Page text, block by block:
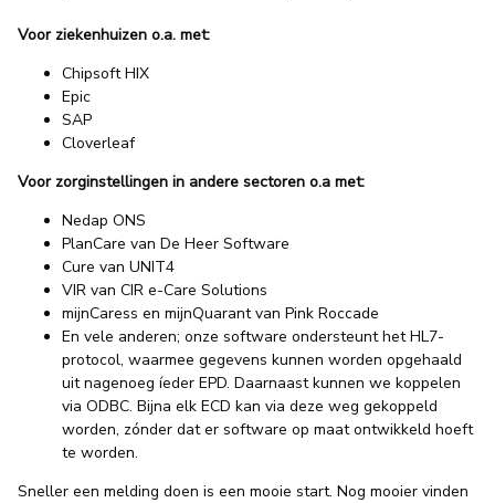
Voor ziekenhuizen o.a. met:
Chipsoft HIX
Epic
SAP
Cloverleaf
Voor zorginstellingen in andere sectoren o.a met:
Nedap ONS
PlanCare van De Heer Software
Cure van UNIT4
VIR van CIR e-Care Solutions
mijnCaress en mijnQuarant van Pink Roccade
En vele anderen; onze software ondersteunt het HL7-
protocol, waarmee gegevens kunnen worden opgehaald
uit nagenoeg íeder EPD. Daarnaast kunnen we koppelen
via ODBC. Bijna elk ECD kan via deze weg gekoppeld
worden, zónder dat er software op maat ontwikkeld hoeft
te worden.
Sneller een melding doen is een mooie start. Nog mooier vinden